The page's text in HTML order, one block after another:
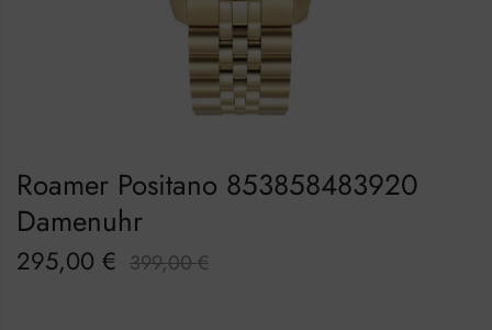
Roamer Positano 853858483920
Damenuhr
295,00 € 399,00€